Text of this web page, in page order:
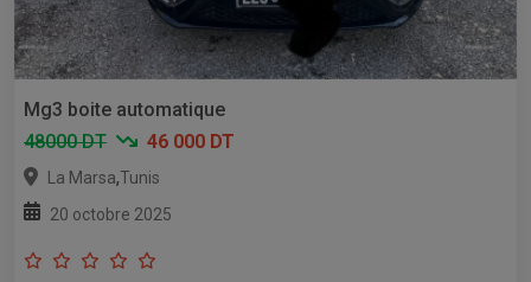
Mg3 boite automatique
48000 DT
46 000 DT
La Marsa,Tunis
20 octobre 2025